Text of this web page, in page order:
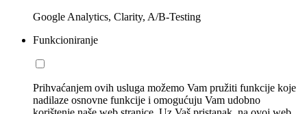
Google Analytics, Clarity, A/B-Testing
Funkcioniranje
Prihvaćanjem ovih usluga možemo Vam pružiti funkcije koje
nadilaze osnovne funkcije i omogućuju Vam udobno